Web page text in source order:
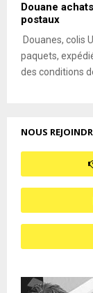
Douane
postaux
Douanes, colis
paquets,
des conditions
NOUS